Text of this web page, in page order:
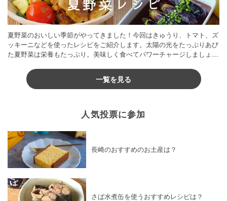
夏野菜のおいしい季節がやってきました！今回はきゅうり、トマト、ズ
ッキーニなどを使ったレシピをご紹介します。太陽の光をたっぷりあび
た夏野菜は栄養もたっぷり。美味しく食べてパワーチャージしましょう
一覧を見る
人気投票に参加
長崎のおすすめのお土産は？
さば水煮缶を使うおすすめレシピは？